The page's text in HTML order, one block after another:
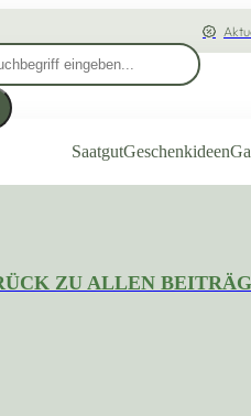
SaatgutGeschenkideen
ZU ALLEN